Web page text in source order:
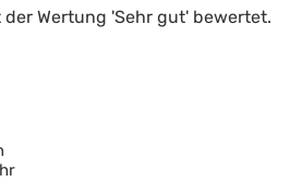
Wertung 'Sehr gut' bewertet.